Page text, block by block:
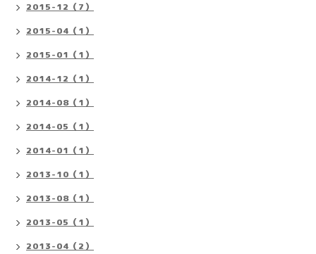
2015-12（7）
2015-04（1）
2015-01（1）
2014-12（1）
2014-08（1）
2014-05（1）
2014-01（1）
2013-10（1）
2013-08（1）
2013-05（1）
2013-04（2）